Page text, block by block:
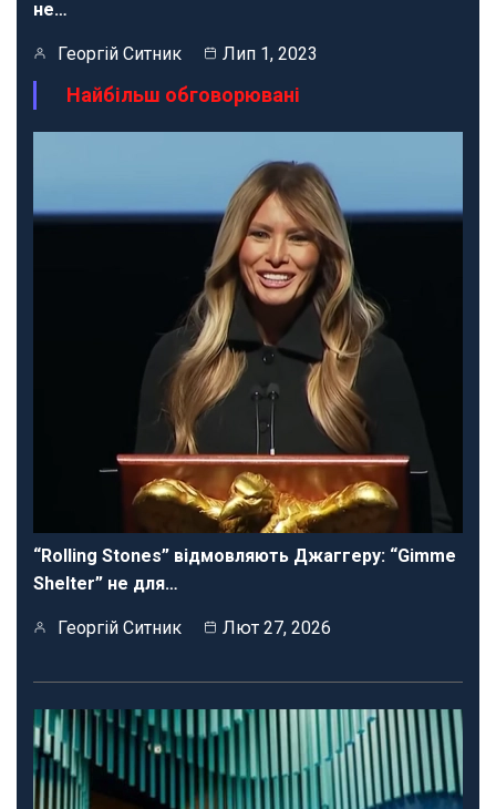
не…
Георгій Ситник Лип 1, 2023
Найбільш обговорювані
“Rolling Stones” відмовляють Джаггеру: “Gimme
Shelter” не для…
Георгій Ситник Лют 27, 2026